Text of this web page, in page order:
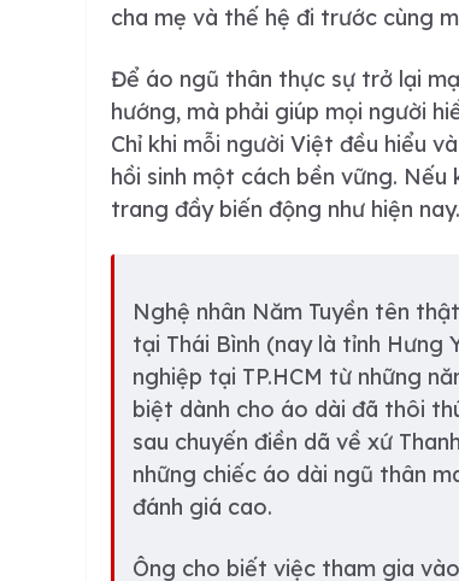
cha mẹ và thế hệ đi trước cùng
Để áo ngũ thân thực sự trở lại
hướng, mà phải giúp mọi người
Chỉ khi mỗi người Việt đều hiểu
hồi sinh một cách bền vững.
trang đầy biến động như hiện nay.
Nghệ nhân Năm Tuyền tên
tại Thái Bình (nay là tỉnh Hưng
nghiệp tại TP.HCM từ những
biệt dành cho áo dài đã thôi
sau chuyến điền dã về xứ
những chiếc áo dài ngũ thân
đánh giá cao.
Ông cho biết việc tham gia